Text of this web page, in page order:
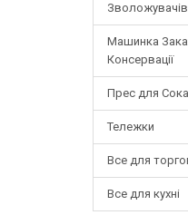
Машинка
Консервації
Прес для Сока
Тележки
Все для
Все для кухні